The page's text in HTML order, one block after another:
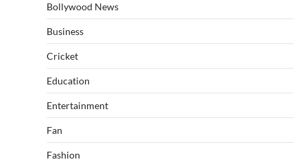
Bollywood News
Business
Cricket
Education
Entertainment
Fan
Fashion